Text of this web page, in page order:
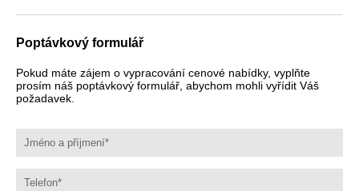
Poptávkový formulář
Pokud máte zájem o vypracování cenové nabídky, vyplňte
prosím náš poptávkový formulář, abychom mohli vyřídit Váš
požadavek.